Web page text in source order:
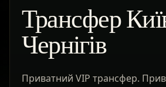
Трансфер
Чернігів
Приватний VIP трансфер.